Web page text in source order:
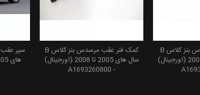
افزودن به سبد خرید
کمک فنر عقب مرسدس بنز کلاس B
سال های 2005 تا 2008 (اورجینال)
- A1693260800
سبد خرید
کمک فنر جلو مرسدس بنز کلاس B
سال های 2005 تا 2008 (اورجینال)